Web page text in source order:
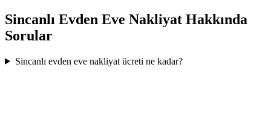
Sincanlı Evden Eve Nakliyat Hakkında
Sorular
Sincanlı evden eve nakliyat ücreti ne kadar?